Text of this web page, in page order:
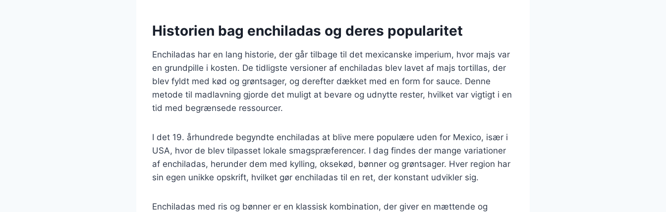
Historien bag enchiladas og deres popularitet
Enchiladas har en lang historie, der går tilbage til det mexicanske imperium, hvor majs var
en grundpille i kosten. De tidligste versioner af enchiladas blev lavet af majs tortillas, der
blev fyldt med kød og grøntsager, og derefter dækket med en form for sauce. Denne
metode til madlavning gjorde det muligt at bevare og udnytte rester, hvilket var vigtigt i en
tid med begrænsede ressourcer.
I det 19. århundrede begyndte enchiladas at blive mere populære uden for Mexico, især i
USA, hvor de blev tilpasset lokale smagspræferencer. I dag findes der mange variationer
af enchiladas, herunder dem med kylling, oksekød, bønner og grøntsager. Hver region har
sin egen unikke opskrift, hvilket gør enchiladas til en ret, der konstant udvikler sig.
Enchiladas med ris og bønner er en klassisk kombination, der giver en mættende og